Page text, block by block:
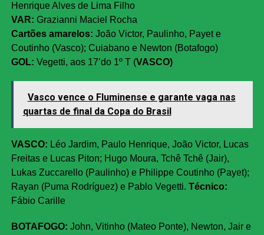
Henrique Alves de Lima Filho
VAR: Grazianni Maciel Rocha
Cartões amarelos: João Victor, Paulinho, Payet e
Coutinho (Vasco); Cuiabano e Newton (Botafogo)
GOL: Vegetti, aos 17’do 1º T (VASCO)
Vasco vence o Fluminense e garante vaga nas
quartas de final da Copa do Brasil
VASCO: Léo Jardim, Paulo Henrique, João Victor, Lucas
Freitas e Lucas Piton; Hugo Moura, Tchê Tchê (Jair),
Lukas Zuccarello (Paulinho) e Philippe Coutinho (Payet);
Rayan (Puma Rodríguez) e Pablo Vegetti. Técnico:
Fábio Carille
BOTAFOGO: John, Vitinho (Mateo Ponte), Newton, Jair e